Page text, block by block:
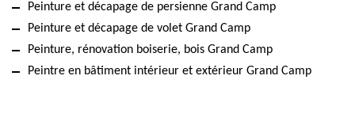
Peinture et décapage de persienne Grand Camp
Peinture et décapage de volet Grand Camp
Peinture, rénovation boiserie, bois Grand Camp
Peintre en bâtiment intérieur et extérieur Grand Camp